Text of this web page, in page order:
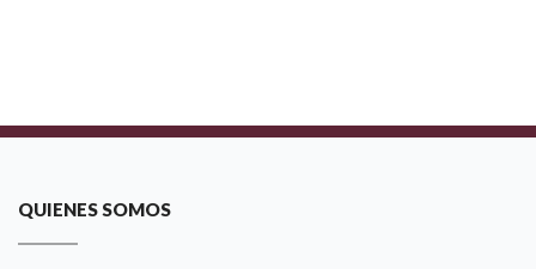
QUIENES SOMOS